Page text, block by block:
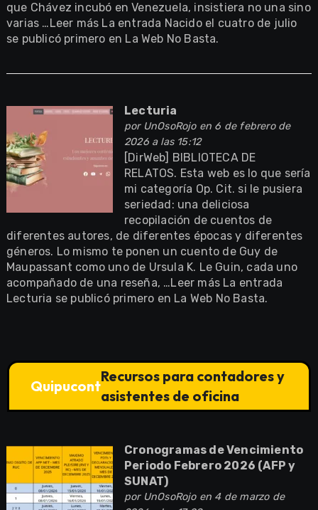
que Chávez incubó en Venezuela, insistiera no una sino
varias …Leer más La entrada Nacido el cuatro de julio
se publicó primero en La Web No Basta.
Lecturia
por UnOsoRojoen 6 de febrero de
2026 a las 15:12
[DirWeb] BIBLIOTECA DE
RELATOS. Esta web es lo que sería
mi categoría Op. Cit. si le pusiera
seriedad: una deliciosa
recopilación de cuentos de
diferentes autores, de diferentes épocas y diferentes
géneros. Lo mismo te ponen un cuento de Guy de
Maupassant como uno de Ursula K. Le Guin, cada uno
acompañado de una reseña, …Leer más La entrada
Lecturia se publicó primero en La Web No Basta.
Quipucont
Recursos para contadores y
asistentes de oficina
Cronogramas de Vencimiento
Periodo Febrero 2026 (AFP y
SUNAT)
por UnOsoRojoen 4 de marzo de